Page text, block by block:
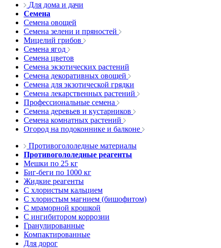
Для дома и дачи
Семена
Семена овощей
Семена зелени и пряностей
Мицелий грибов
Семена ягод
Семена цветов
Семена экзотических растений
Семена декоративных овощей
Семена для экзотической грядки
Семена лекарственных растений
Профессиональные семена
Семена деревьев и кустарников
Семена комнатных растений
Огород на подоконнике и балконе
Противогололедные материалы
Противогололедные реагенты
Мешки по 25 кг
Биг-беги по 1000 кг
Жидкие реагенты
С хлористым кальцием
С хлористым магнием (бишофитом)
С мраморной крошкой
С ингибитором коррозии
Гранулированные
Компактированные
Для дорог